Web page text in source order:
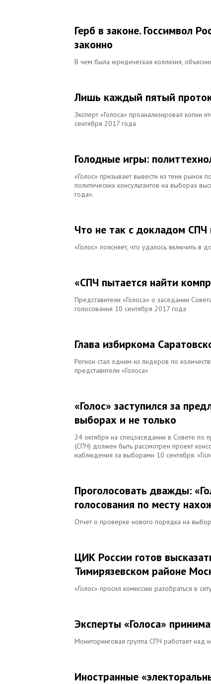
Герб в законе. Госсимвол
законно
В чем была юридическая коллизия,
Лишь каждый пятый
Эксперт «Голоса» проанализировал копии
сентября 2017 года
Голодные игры:
«Голос» призывает вывести из тени рынок
политических консультантов на выборах
года».
Что не так с докладом
«Голос» поясняет, что удалось включить
«СПЧ пытается найти
Представители «Голоса» о заседании
голосования 10 сентября 2017 года
Глава избиркома
Регион стал одним из лидеров по
представители «Голоса»
«Голос» заступился за
выборах и не только
24 октября на спецзаседании в Совете по
(СПЧ) должен быть рассмотрен проект
наблюдения за выборами 10 сентября.
Проголосовать дважды:
голосования по месту
Отчет о проверке нового порядка на
ЦИК России готов
Тимирязевском районе
«Голос» просил комиссию разобраться в
Эксперты «Голоса»
Мониторинговая группа СПЧ работает
Иностранные